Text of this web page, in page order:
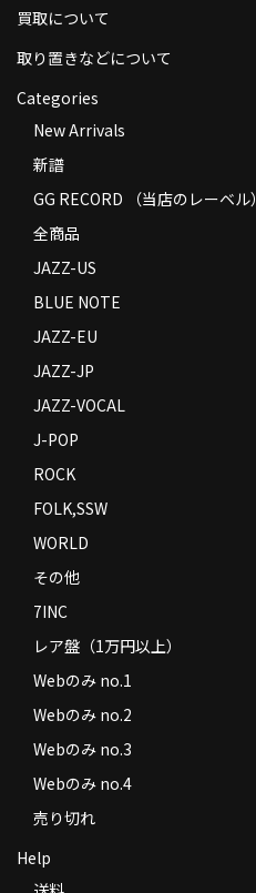
返品
コンディション
Privacy Policy
特定商取引法に基づく表示
Contact
買取について
取り置きなどについて
Categories
New Arrivals
新譜
GG RECORD （当店のレーベル）
全商品
JAZZ-US
BLUE NOTE
JAZZ-EU
JAZZ-JP
JAZZ-VOCAL
J-POP
ROCK
FOLK,SSW
WORLD
その他
7INC
レア盤（1万円以上）
Webのみ no.1
Webのみ no.2
Webのみ no.3
Webのみ no.4
売り切れ
Help